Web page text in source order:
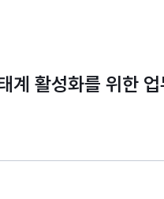
계 활성화를 위한